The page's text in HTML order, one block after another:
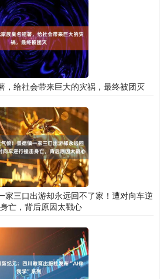
，给社会带来巨大的灾祸，最终被团灭
家三口出游却永远回不了家！遭对向车逆
亡，背后原因太戳心